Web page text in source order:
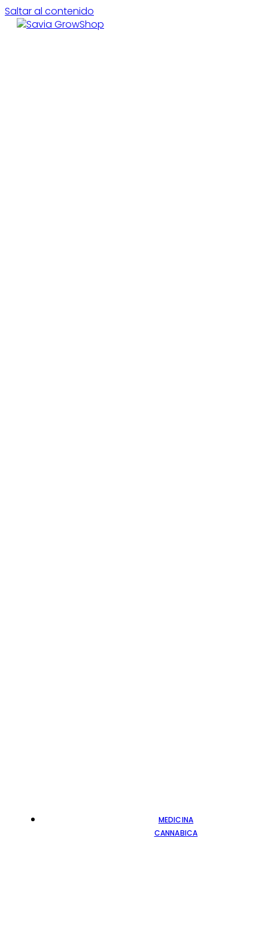
Saltar al contenido
MEDICINA
CANNABICA